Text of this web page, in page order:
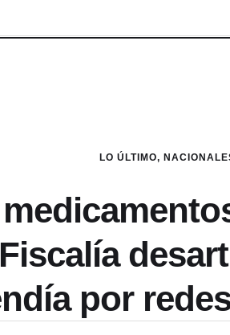
LO ÚLTIMO,
por